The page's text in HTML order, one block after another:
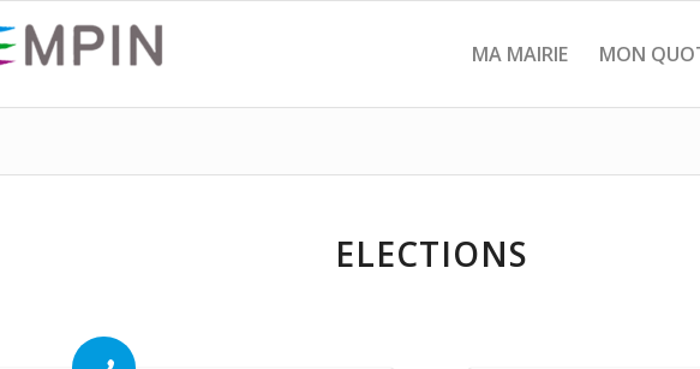
MA MAIRIE MON
ELECTIONS